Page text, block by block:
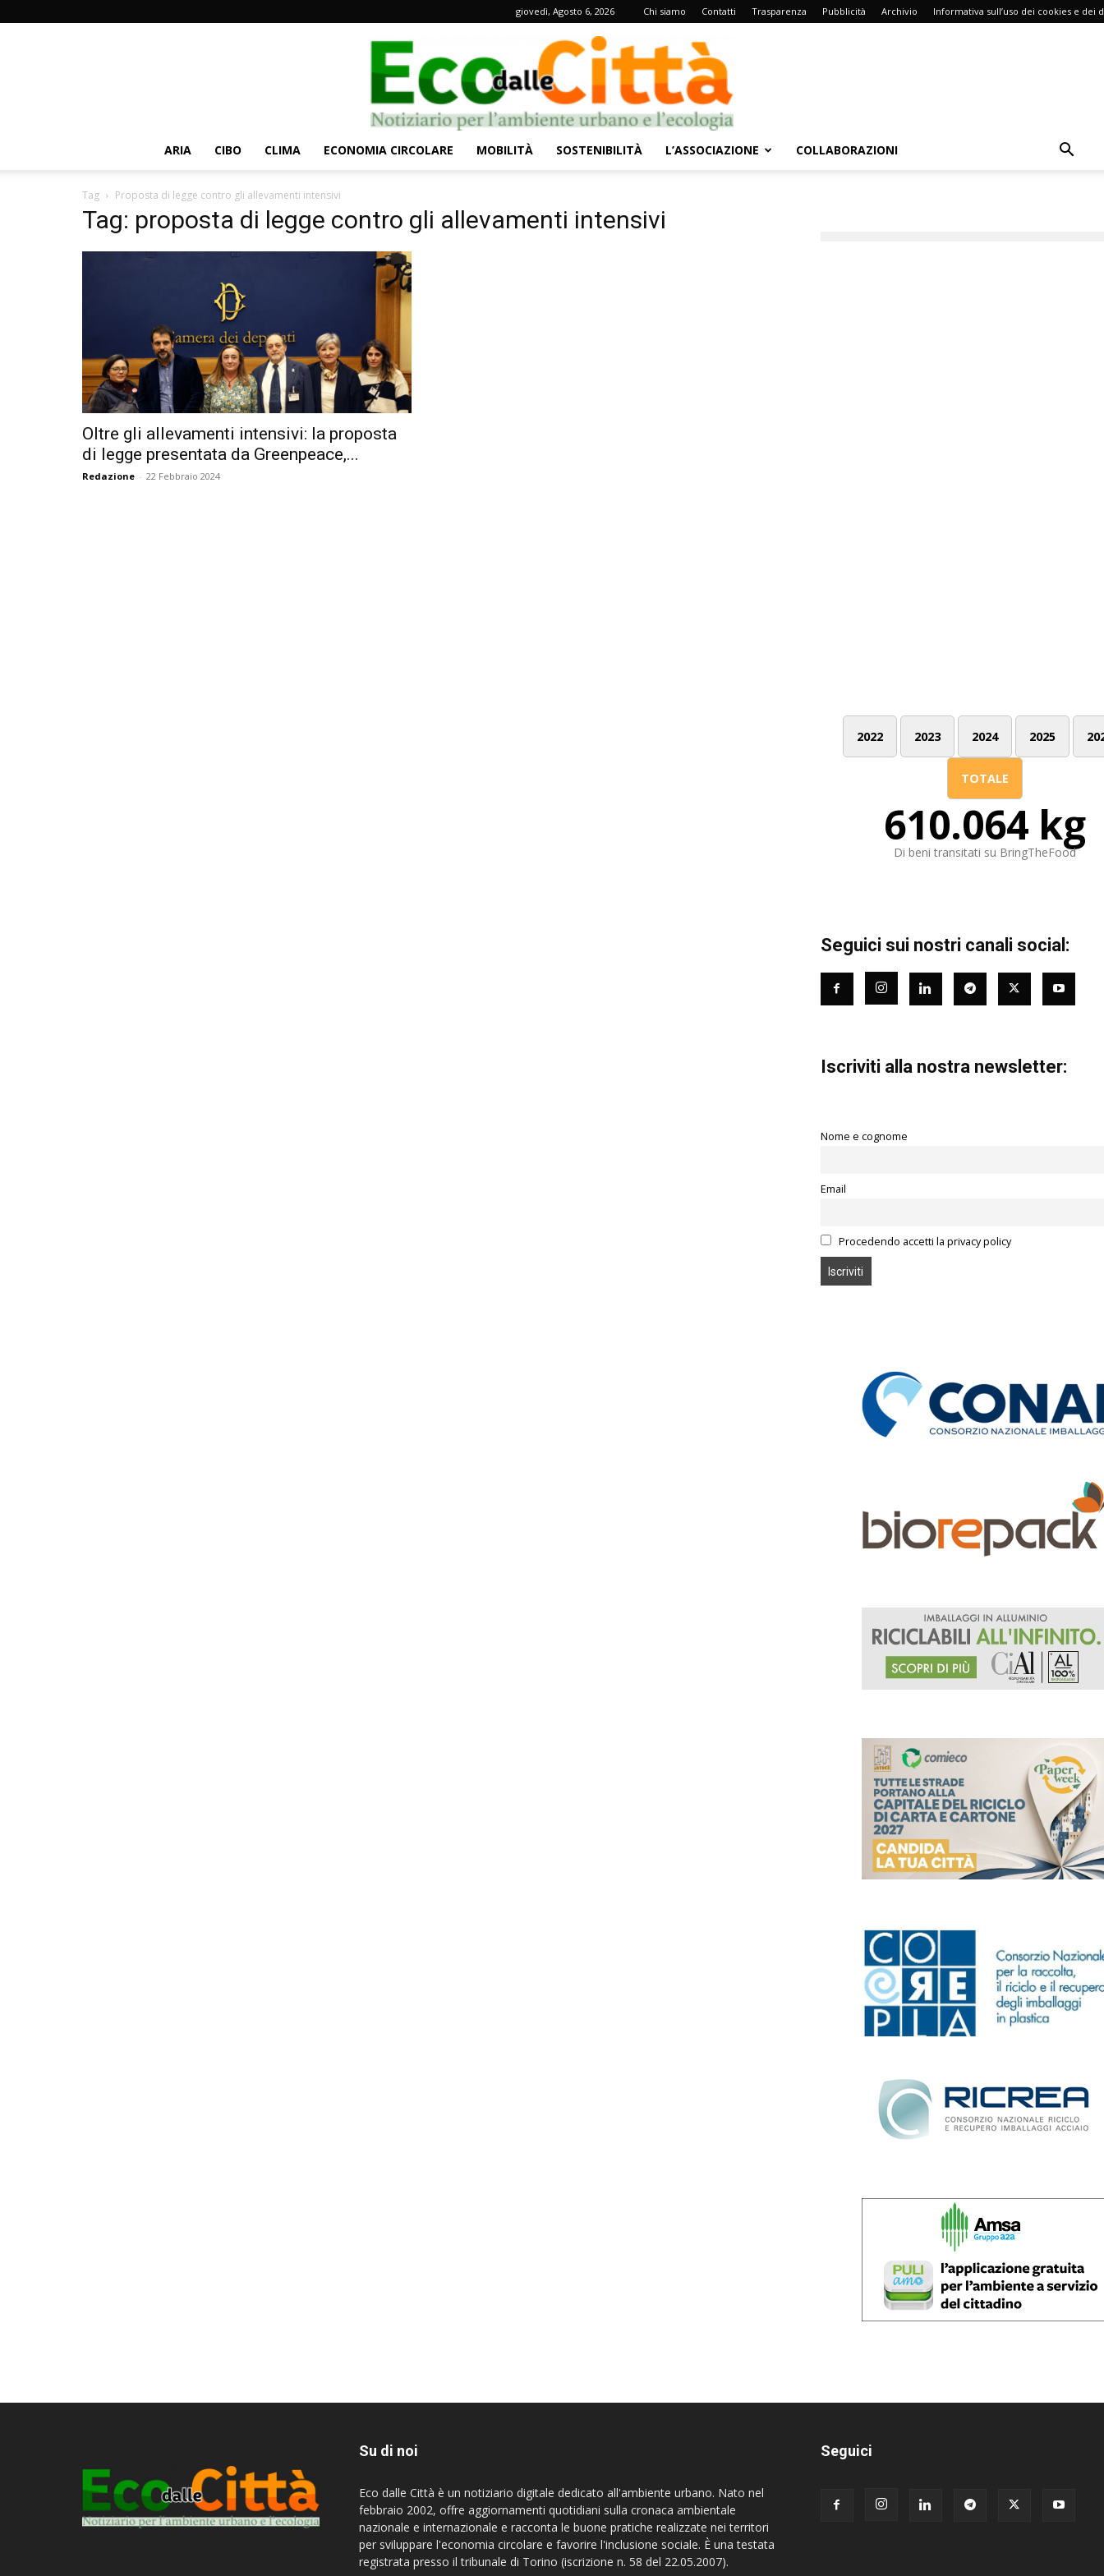
giovedì, Agosto 6, 2026 Chi siamo Contatti Trasparenza Pubblicità Archivio Informativa sull’uso dei cookies e dei
ARIA CIBO CLIMA ECONOMIA CIRCOLARE MOBILITÀ SOSTENIBILITÀ L’ASSOCIAZIONE COLLABORAZIONI
Tag Proposta di legge contro gli allevamenti intensivi
Tag: proposta di legge contro gli allevamenti intensivi
Oltre gli allevamenti intensivi: la proposta
di legge presentata da Greenpeace,...
Redazione - 22 Febbraio 2024
2022 2023 2024 2025
TOTALE
610.064 kg
Di beni transitati su BringTheFood
Seguici sui nostri canali social:
Iscriviti alla nostra newsletter:
Nome e cognome
Email
Procedendo accetti la privacy policy
Su di noi
Eco dalle Città è un notiziario digitale dedicato all'ambiente urbano. Nato nel
febbraio 2002, offre aggiornamenti quotidiani sulla cronaca ambientale
nazionale e internazionale e racconta le buone pratiche realizzate nei territori
per sviluppare l'economia circolare e favorire l'inclusione sociale. È una testata
registrata presso il tribunale di Torino (iscrizione n. 58 del 22.05.2007).
Seguici